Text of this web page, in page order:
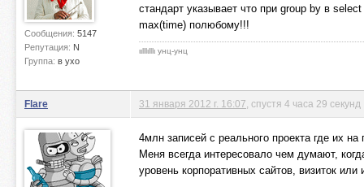
Сообщения: 5147
Репутация: N
Группа: в ухо
стандарт указывает что при group by в
max(time) полюбому!!!
ιιlllιlllι унц-унц
Flare 31 января 2012 г. 16:07 , спустя 4 часа 29 секунд
4млн записей с реального проекта где их
Меня всегда интересовало чем думают,
уровень корпоративных сайтов, визиток или